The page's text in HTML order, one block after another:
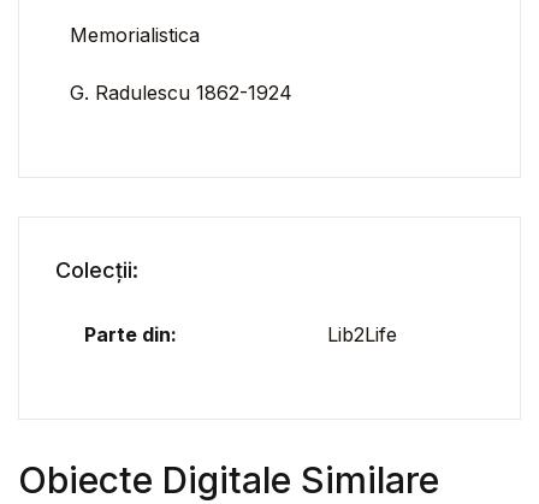
Memorialistica
G. Radulescu 1862-1924
Colecții:
Parte din: Lib2Life
Obiecte Digitale Similare